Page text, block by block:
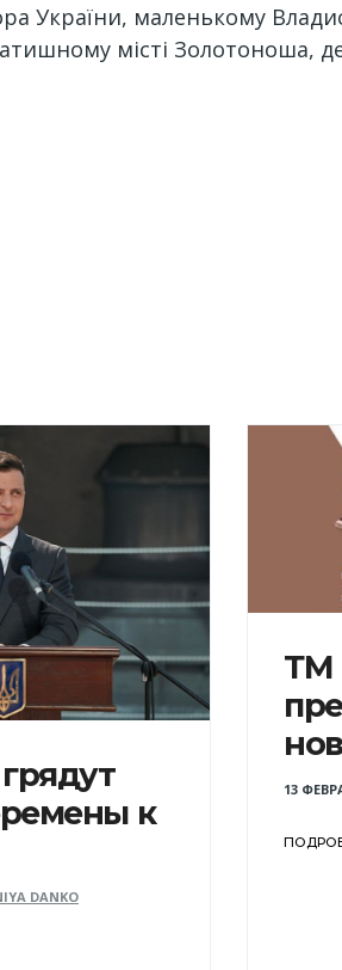
України, маленькому
місті Золотоноша,
к
DANKO
ТМ
13